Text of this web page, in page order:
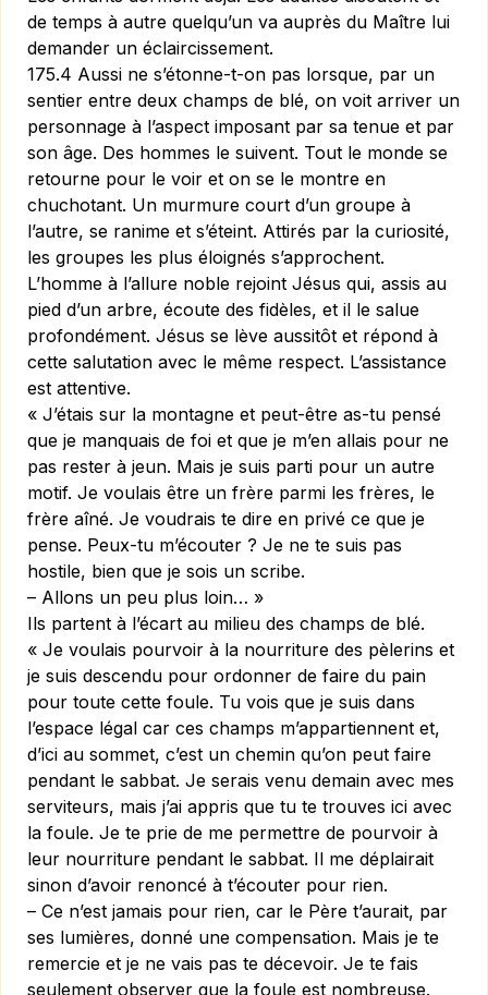
de temps à autre quelqu’un va auprès du Maître lui
demander un éclaircis­sement.
175.4 Aussi ne s’étonne-t-on pas lorsque, par un
sentier entre deux champs de blé, on voit arriver un
personnage à l’aspect imposant par sa tenue et par
son âge. Des hommes le suivent. Tout le monde se
retourne pour le voir et on se le montre en
chuchotant. Un murmure court d’un groupe à
l’autre, se ranime et s’éteint. Attirés par la curiosité,
les groupes les plus éloignés s’approchent.
L’homme à l’allure noble rejoint Jésus qui, assis au
pied d’un arbre, écoute des fidèles, et il le salue
profondément. Jésus se lève aussitôt et répond à
cette salutation avec le même respect. L’assistance
est attentive.
« J’étais sur la montagne et peut-être as-tu pensé
que je manquais de foi et que je m’en allais pour ne
pas rester à jeun. Mais je suis parti pour un autre
motif. Je voulais être un frère parmi les frères, le
frère aîné. Je voudrais te dire en privé ce que je
pense. Peux-tu m’écouter ? Je ne te suis pas
hostile, bien que je sois un scribe.
– Allons un peu plus loin… »
Ils partent à l’écart au milieu des champs de blé.
« Je voulais pourvoir à la nourriture des pèlerins et
je suis descendu pour ordonner de faire du pain
pour toute cette foule. Tu vois que je suis dans
l’espace légal car ces champs m’appar­tiennent et,
d’ici au sommet, c’est un chemin qu’on peut faire
pendant le sabbat. Je serais venu demain avec mes
serviteurs, mais j’ai appris que tu te trouves ici avec
la foule. Je te prie de me permettre de pourvoir à
leur nourriture pendant le sabbat. Il me déplairait
sinon d’avoir renoncé à t’écouter pour rien.
– Ce n’est jamais pour rien, car le Père t’aurait, par
ses lumières, donné une compensation. Mais je te
remercie et je ne vais pas te décevoir. Je te fais
seulement observer que la foule est nombreuse.